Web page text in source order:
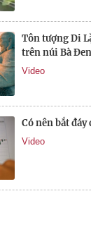
Tôn tượng Di
trên núi Bà
Video
Có nên bắt
Video